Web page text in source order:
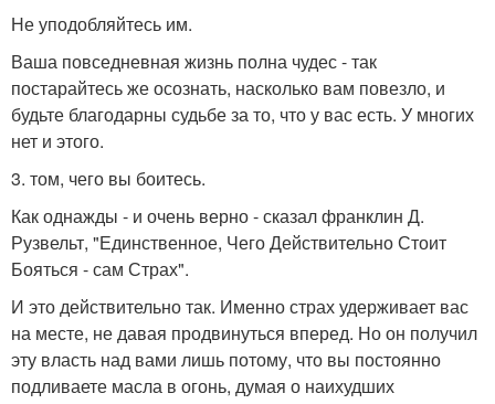
Не уподобляйтесь им.
Ваша повседневная жизнь полна чудес - так
постарайтесь же осознать, насколько вам повезло, и
будьте благодарны судьбе за то, что у вас есть. У многих
нет и этого.
3. том, чего вы боитесь.
Как однажды - и очень верно - сказал франклин Д.
Рузвельт, "Единственное, Чего Действительно Стоит
Бояться - сам Страх".
И это действительно так. Именно страх удерживает вас
на месте, не давая продвинуться вперед. Но он получил
эту власть над вами лишь потому, что вы постоянно
подливаете масла в огонь, думая о наихудших